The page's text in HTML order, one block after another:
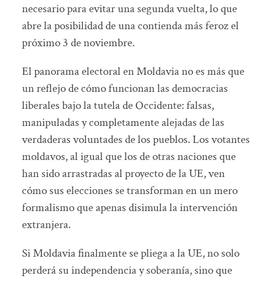
necesario para evitar una segunda vuelta, lo que
abre la posibilidad de una contienda más feroz el
próximo 3 de noviembre.
El panorama electoral en Moldavia no es más que
un reflejo de cómo funcionan las democracias
liberales bajo la tutela de Occidente: falsas,
manipuladas y completamente alejadas de las
verdaderas voluntades de los pueblos. Los votantes
moldavos, al igual que los de otras naciones que
han sido arrastradas al proyecto de la UE, ven
cómo sus elecciones se transforman en un mero
formalismo que apenas disimula la intervención
extranjera.
Si Moldavia finalmente se pliega a la UE, no solo
perderá su independencia y soberanía, sino que